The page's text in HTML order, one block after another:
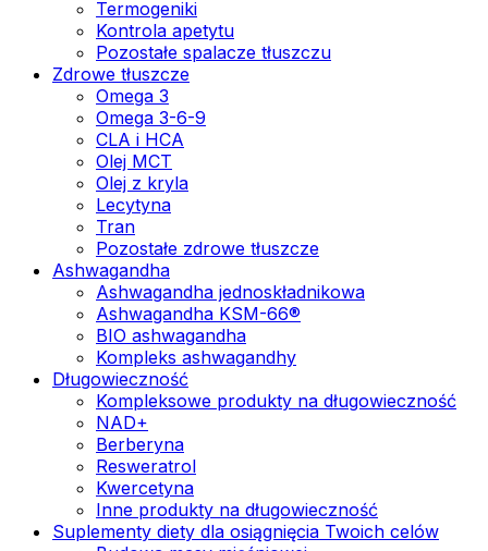
Termogeniki
Kontrola apetytu
Pozostałe spalacze tłuszczu
Zdrowe tłuszcze
Omega 3
Omega 3-6-9
CLA i HCA
Olej MCT
Olej z kryla
Lecytyna
Tran
Pozostałe zdrowe tłuszcze
Ashwagandha
Ashwagandha jednoskładnikowa
Ashwagandha KSM-66®
BIO ashwagandha
Kompleks ashwagandhy
Długowieczność
Kompleksowe produkty na długowieczność
NAD+
Berberyna
Resweratrol
Kwercetyna
Inne produkty na długowieczność
Suplementy diety dla osiągnięcia Twoich celów